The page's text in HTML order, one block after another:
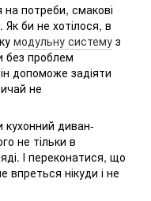
на потреби, смакові
Як би не хотілося, в
модульну систему з
без проблем
допоможе задіяти
не
диван-
не тільки в
І переконатися, що
впреться нікуди і не